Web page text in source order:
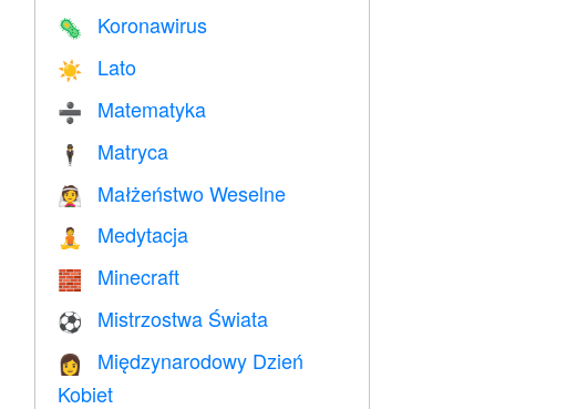
🦠 Koronawirus
☀️ Lato
➗ Matematyka
🕴️ Matryca
👰 Małżeństwo Weselne
🧘 Medytacja
🧱 Minecraft
⚽ Mistrzostwa Świata
👩
Międzynarodowy Dzień
Kobiet